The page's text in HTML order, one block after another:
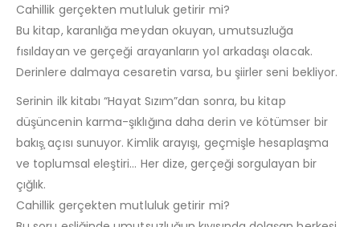
Cahillik gerçekten mutluluk getirir mi?
Bu kitap, karanlığa meydan okuyan, umutsuzluğa
fısıldayan ve gerçeği arayanların yol arkadaşı olacak.
Derinlere dalmaya cesaretin varsa, bu şiirler seni bekliyor.
Serinin ilk kitabı “Hayat Sızım”dan sonra, bu kitap
düşüncenin karma-şıklığına daha derin ve kötümser bir
bakış̧ açısı sunuyor. Kimlik arayışı, geçmişle hesaplaşma
ve toplumsal eleştiri… Her dize, gerçeği sorgulayan bir
çığlık.
Cahillik gerçekten mutluluk getirir mi?